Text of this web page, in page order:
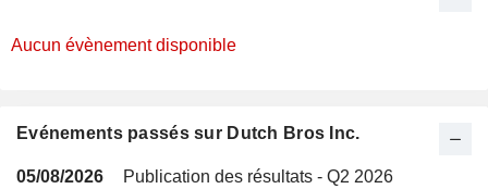
Aucun évènement disponible
Evénements passés sur Dutch Bros Inc.
05/08/2026
Publication des résultats - Q2 2026